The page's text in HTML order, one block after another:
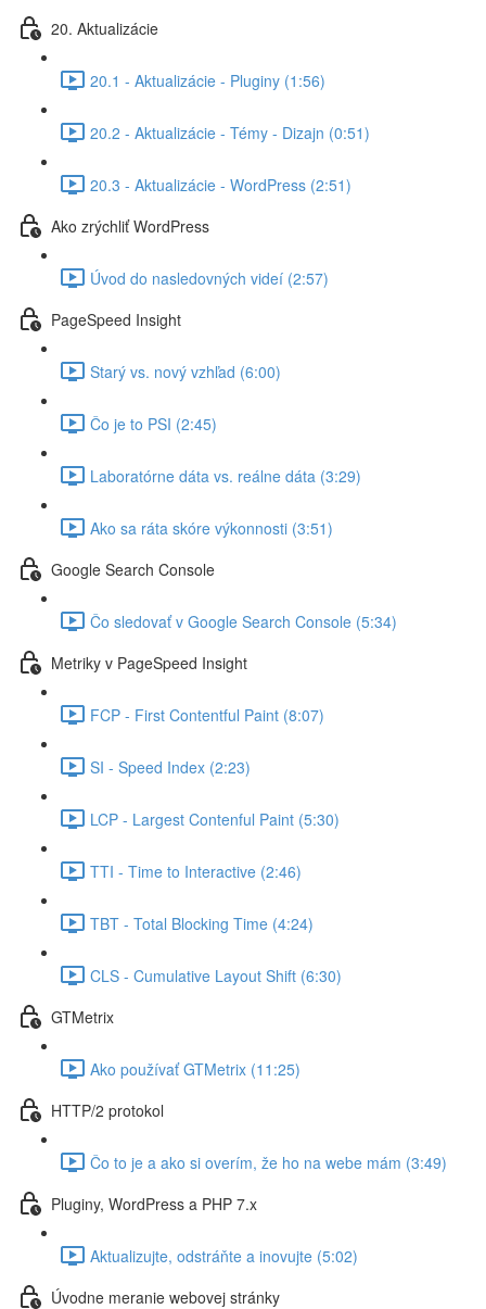
20. Aktualizácie
20.1 - Aktualizácie - Pluginy (1:56)
20.2 - Aktualizácie - Témy - Dizajn (0:51)
20.3 - Aktualizácie - WordPress (2:51)
Ako zrýchliť WordPress
Úvod do nasledovných videí (2:57)
PageSpeed Insight
Starý vs. nový vzhľad (6:00)
Čo je to PSI (2:45)
Laboratórne dáta vs. reálne dáta (3:29)
Ako sa ráta skóre výkonnosti (3:51)
Google Search Console
Čo sledovať v Google Search Console (5:34)
Metriky v PageSpeed Insight
FCP - First Contentful Paint (8:07)
SI - Speed Index (2:23)
LCP - Largest Contenful Paint (5:30)
TTI - Time to Interactive (2:46)
TBT - Total Blocking Time (4:24)
CLS - Cumulative Layout Shift (6:30)
GTMetrix
Ako používať GTMetrix (11:25)
HTTP/2 protokol
Čo to je a ako si overím, že ho na webe mám (3:49)
Pluginy, WordPress a PHP 7.x
Aktualizujte, odstráňte a inovujte (5:02)
Úvodne meranie webovej stránky